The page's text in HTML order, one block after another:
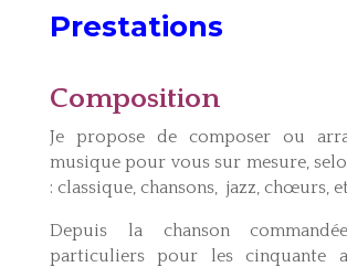
Prestations
Composition
Je propose de composer ou
musique pour vous sur mesure,
: classique, chansons, jazz, chœurs,
Depuis la chanson
particuliers pour les cinquante